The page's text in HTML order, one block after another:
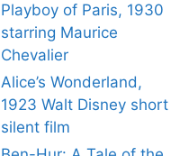
Playboy of Paris, 1930
starring Maurice
Chevalier
Alice’s Wonderland,
1923 Walt Disney short
silent film